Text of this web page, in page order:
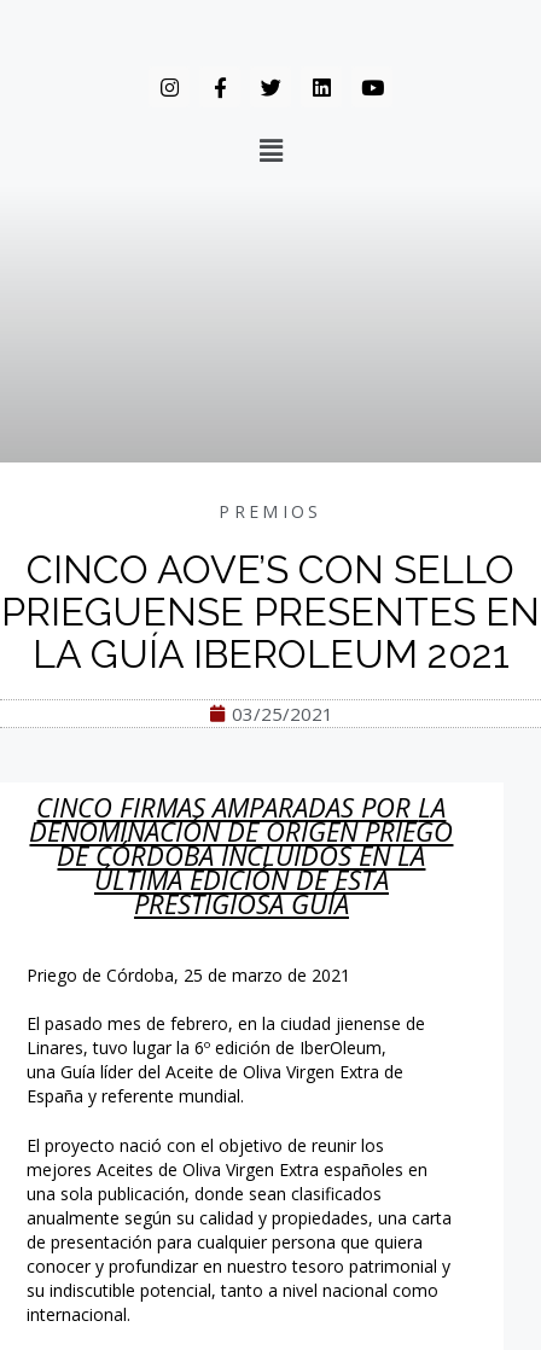
PREMIOS
CINCO AOVE’S CON SELLO
PRIEGUENSE PRESENTES EN
LA GUÍA IBEROLEUM 2021
03/25/2021
CINCO FIRMAS AMPARADAS POR LA
DENOMINACIÓN DE ORIGEN PRIEGO
DE CÓRDOBA INCLUIDOS EN LA
ÚLTIMA EDICIÓN DE ESTA
PRESTIGIOSA GUÍA
Priego de Córdoba, 25 de marzo de 2021
El pasado mes de febrero, en la ciudad jienense de
Linares, tuvo lugar la 6º edición de IberOleum,
una Guía líder del Aceite de Oliva Virgen Extra de
España y referente mundial.
El proyecto nació con el objetivo de reunir los
mejores Aceites de Oliva Virgen Extra españoles en
una sola publicación, donde sean clasificados
anualmente según su calidad y propiedades, una carta
de presentación para cualquier persona que quiera
conocer y profundizar en nuestro tesoro patrimonial y
su indiscutible potencial, tanto a nivel nacional como
internacional.